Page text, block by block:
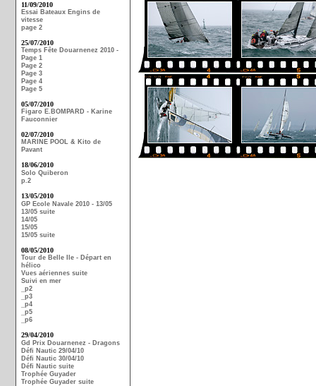
11/09/2010
Essai Bateaux Engins de
vitesse
page 2
25/07/2010
Temps Fête Douarnenez 2010 -
Page 1
Page 2
Page 3
Page 4
Page 5
05/07/2010
Figaro E.BOMPARD - Karine
Fauconnier
02/07/2010
MARINE POOL & Kito de
Pavant
18/06/2010
Solo Quiberon
p.2
13/05/2010
GP Ecole Navale 2010 - 13/05
13/05 suite
14/05
15/05
15/05 suite
08/05/2010
Tour de Belle Ile - Départ en
hélico
Vues aériennes suite
Suivi en mer
_p2
_p3
_p4
_p5
_p6
29/04/2010
Gd Prix Douarnenez - Dragons
Défi Nautic 29/04/10
Défi Nautic 30/04/10
Défi Nautic suite
Trophée Guyader
Trophée Guyader suite